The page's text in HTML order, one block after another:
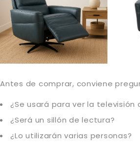
Antes de comprar, conviene
¿Se usará para ver la televisión
¿Será un sillón de lectura?
¿Lo utilizarán varias personas?